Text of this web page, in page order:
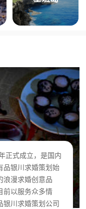
正式成立，是国内
品银川求婚策划始
浪漫求婚创意品
前以服务众多情
银川求婚策划公司